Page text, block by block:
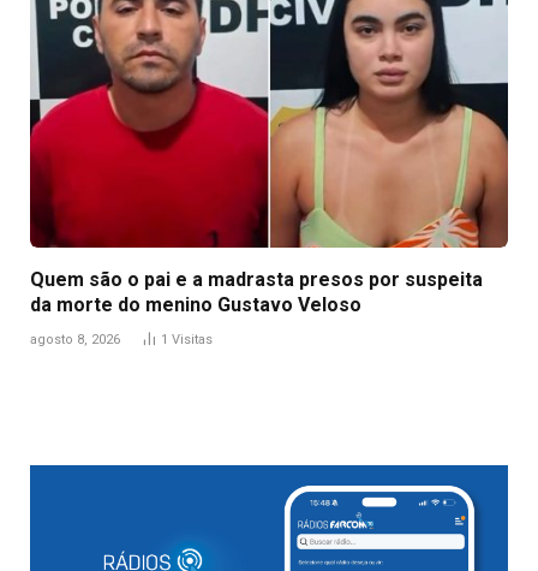
Quem são o pai e a madrasta presos por suspeita
da morte do menino Gustavo Veloso
agosto 8, 2026 1 Visitas